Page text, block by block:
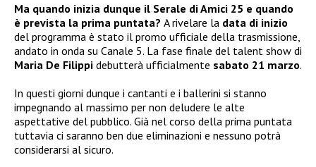
Ma quando inizia dunque il Serale di Amici 25 e quando
è prevista la prima puntata? A rivelare la data di inizio
del programma è stato il promo ufficiale della trasmissione,
andato in onda su Canale 5. La fase finale del talent show di
Maria De Filippi debutterà ufficialmente sabato 21 marzo.
In questi giorni dunque i cantanti e i ballerini si stanno
impegnando al massimo per non deludere le alte
aspettative del pubblico. Già nel corso della prima puntata
tuttavia ci saranno ben due eliminazioni e nessuno potrà
considerarsi al sicuro.